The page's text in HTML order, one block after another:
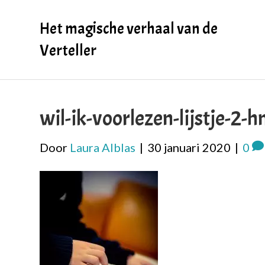
Het magische verhaal van de
Verteller
wil-ik-voorlezen-lijstje-2-
Door Laura Alblas | 30 januari 2020 | 0